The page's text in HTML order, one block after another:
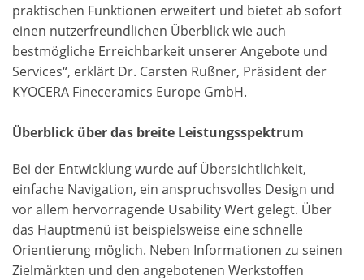
praktischen Funktionen erweitert und bietet ab sofort
einen nutzerfreundlichen Überblick wie auch
bestmögliche Erreichbarkeit unserer Angebote und
Services“, erklärt Dr. Carsten Rußner, Präsident der
KYOCERA Fineceramics Europe GmbH.
Überblick über das breite Leistungsspektrum
Bei der Entwicklung wurde auf Übersichtlichkeit,
einfache Navigation, ein anspruchsvolles Design und
vor allem hervorragende Usability Wert gelegt. Über
das Hauptmenü ist beispielsweise eine schnelle
Orientierung möglich. Neben Informationen zu seinen
Zielmärkten und den angebotenen Werkstoffen